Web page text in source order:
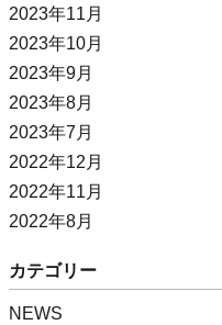
2023年11月
2023年10月
2023年9月
2023年8月
2023年7月
2022年12月
2022年11月
2022年8月
カテゴリー
NEWS